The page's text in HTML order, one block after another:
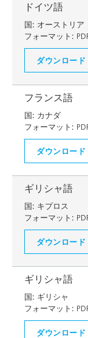
ドイツ語
国: オーストリア
フォーマット:
ダウンロード
フランス語
国: カナダ
フォーマット:
ダウンロード
ギリシャ語
国: キプロス
フォーマット:
ダウンロード
ギリシャ語
国: ギリシャ
フォーマット:
ダウンロード